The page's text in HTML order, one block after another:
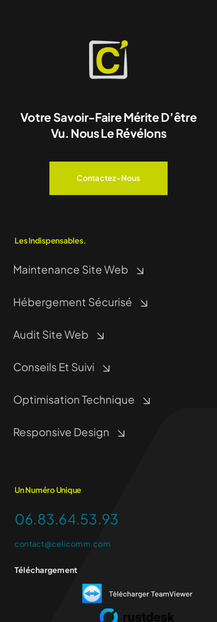
Votre Savoir-Faire Mérite D’être
Vu. Nous Le Révélons
Contactez-Nous
Les Indispensables.
Maintenance Site Web
Hébergement Sécurisé
Audit Site Web
Conseils Et Suivi
Optimisation Technique
Responsive Design
Un Numéro Unique
06.83.64.53.93
contact@celicomm.com
Téléchargement